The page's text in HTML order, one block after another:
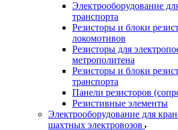
Электрооборудование
транспорта
Резисторы и блоки
локомотивов
Резисторы для
метрополитена
Резисторы и блоки
транспорта
Панели резисторов
Резистивные элементы
Электрооборудование для
шахтных электровозов